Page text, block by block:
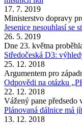
17. 7. 2019
Ministerstvo dopravy
Jesenice nesouhlasí se
26. 5. 2019
Dne 23. května
Středočeská D3:
25. 12. 2018
Argumentem pro
Odpovědi na otázku
22. 12. 2018
Vážený pane
Plánovaná dálnice má
13. 12. 2018